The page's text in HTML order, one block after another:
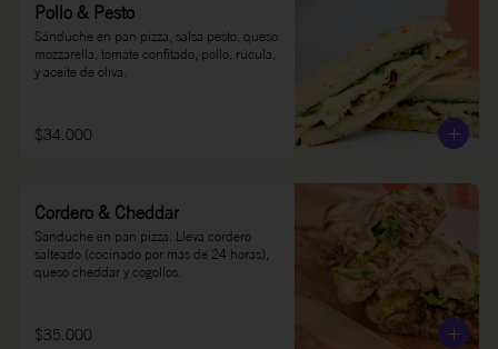
Pollo & Pesto
Sánduche en pan pizza, salsa pesto, queso
mozzarella, tomate confitado, pollo, rúcula,
y aceite de oliva.
$34.000
Cordero & Cheddar
Sanduche en pan pizza. Lleva cordero
salteado (cocinado por más de 24 horas),
queso cheddar y cogollos.
$35.000